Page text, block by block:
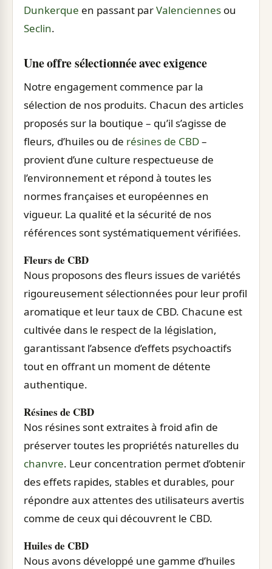
Dunkerque en passant parValenciennes ou
Seclin.
Une offre sélectionnée avec exigence
Notre engagement commence par la
sélection de nos produits. Chacun des articles
proposés sur la boutique – qu’il s’agisse de
fleurs, d’huiles ou de résines de CBD–
provient d’une culture respectueuse de
l’environnement et répond à toutes les
normes françaises et européennes en
vigueur. La qualité et la sécurité de nos
références sont systématiquement vérifiées.
Fleurs de CBD
Nous proposons des fleurs issues de variétés
rigoureusement sélectionnées pour leur profil
aromatique et leur taux de CBD. Chacune est
cultivée dans le respect de la législation,
garantissant l’absence d’effets psychoactifs
tout en offrant un moment de détente
authentique.
Résines de CBD
Nos résines sont extraites à froid afin de
préserver toutes les propriétés naturelles du
chanvre. Leur concentration permet d’obtenir
des effets rapides, stables et durables, pour
répondre aux attentes des utilisateurs avertis
comme de ceux qui découvrent le CBD.
Huiles de CBD
Nous avons développé une gamme d’huiles